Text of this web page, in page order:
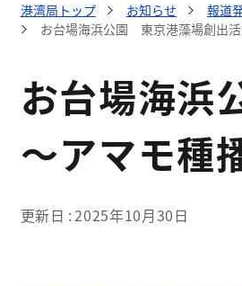
港湾局トップ お知らせ 報道
お台場海浜公園 東京港藻場創出
お台場海浜
～アマモ種
更新日 2025年10月30日